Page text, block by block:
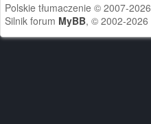
Polskie tłumaczenie © 2007-2026
Silnik forum MyBB, © 2002-2026